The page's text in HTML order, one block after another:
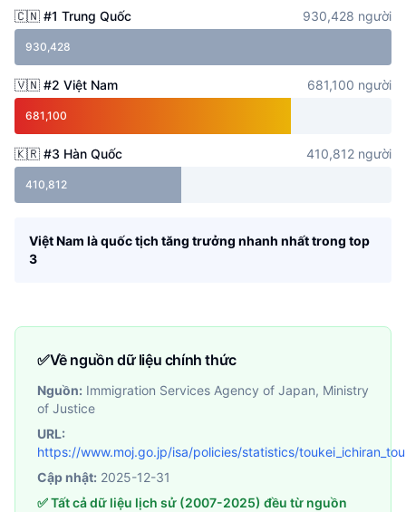
🇨🇳 #1 Trung Quốc 930,428 người
930,428
🇻🇳 #2 Việt Nam 681,100 người
681,100
🇰🇷 #3 Hàn Quốc 410,812 người
410,812
Việt Nam là quốc tịch tăng trưởng nhanh nhất trong top
3
✅Về nguồn dữ liệu chính thức
Nguồn: Immigration Services Agency of Japan, Ministry
of Justice
URL:
https://www.moj.go.jp/isa/policies/statistics/
Cập nhật: 2025-12-31
✅ Tất cả dữ liệu lịch sử (2007-2025) đều từ nguồn